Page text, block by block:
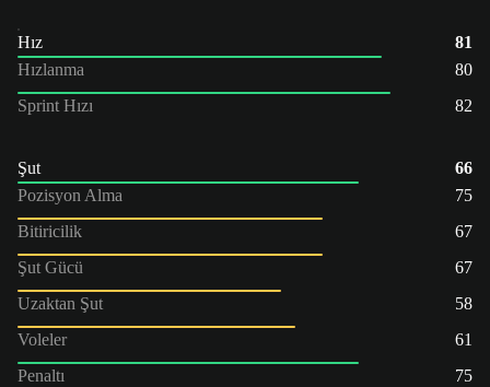
Hız
81
Hızlanma
80
Sprint Hızı
82
Şut
66
Pozisyon Alma
75
Bitiricilik
67
Şut Gücü
67
Uzaktan Şut
58
Voleler
61
Penaltı
75